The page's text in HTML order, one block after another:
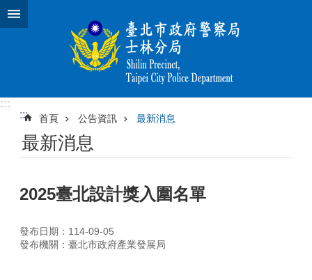
跳到主要內容區塊
:::
:::
首頁 公告資訊 最新消息
最新消息
2025臺北設計獎入圍名單
發布日期：114-09-05
發布機關：臺北市政府產業發展局